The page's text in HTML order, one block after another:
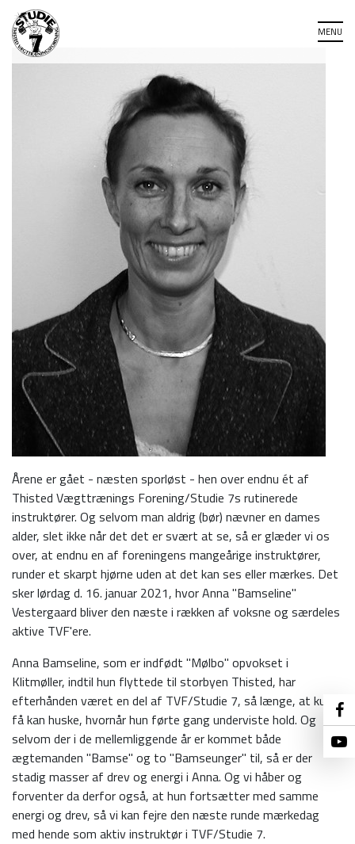
Årene er gået - næsten sporløst - hen over endnu ét af
Thisted Vægttrænings Forening/Studie 7s rutinerede
instruktører. Og selvom man aldrig (bør) nævner en dames
alder, slet ikke når det det er svært at se, så er glæder vi os
over, at endnu en af foreningens mangeårige instruktører,
runder et skarpt hjørne uden at det kan ses eller mærkes. Det
sker lørdag d. 16. januar 2021, hvor Anna "Bamseline"
Vestergaard bliver den næste i rækken af voksne og særdeles
aktive TVF'ere.
Anna Bamseline, som er indfødt "Mølbo" opvokset i
Klitmøller, indtil hun flyttede til storbyen Thisted, har
efterhånden været en del af TVF/Studie 7, så længe, at kun
få kan huske, hvornår hun førte gang underviste hold. Og
selvom der i de mellemliggende år er kommet både
ægtemanden "Bamse" og to "Bamseunger" til, så er der
stadig masser af drev og energi i Anna. Og vi håber og
forventer da derfor også, at hun fortsætter med samme
energi og drev, så vi kan fejre den næste runde mærkedag
med hende som aktiv instruktør i TVF/Studie 7.